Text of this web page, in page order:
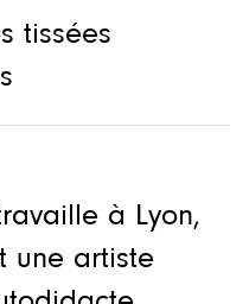
tissées
à Lyon,
une artiste